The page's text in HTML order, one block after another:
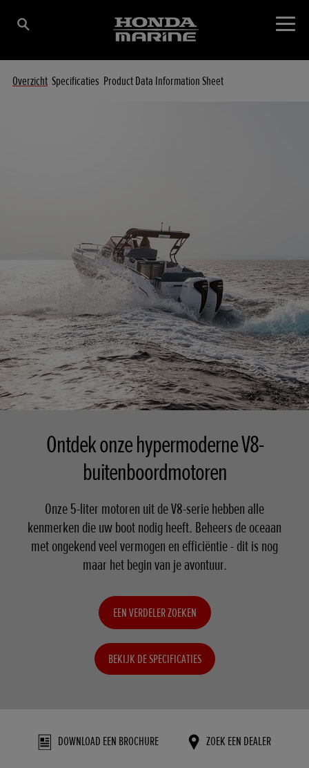
Overzicht Specificaties Product Data Information Sheet
Ontdek onze hypermoderne V8-
buitenboordmotoren
Onze 5-liter motoren uit de V8-serie hebben alle
kenmerken die uw boot nodig heeft. Beheers de oceaan
met ongekend veel vermogen en efficiëntie - dit is nog
maar het begin van je avontuur.
EEN VERDELER ZOEKEN
BEKIJK DE SPECIFICATIES
DOWNLOAD EEN BROCHURE ZOEK EEN DEALER